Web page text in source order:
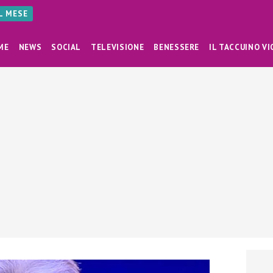
MESE
NEWS SOCIAL TELEVISIONE BENESSERE IL TACCUINO